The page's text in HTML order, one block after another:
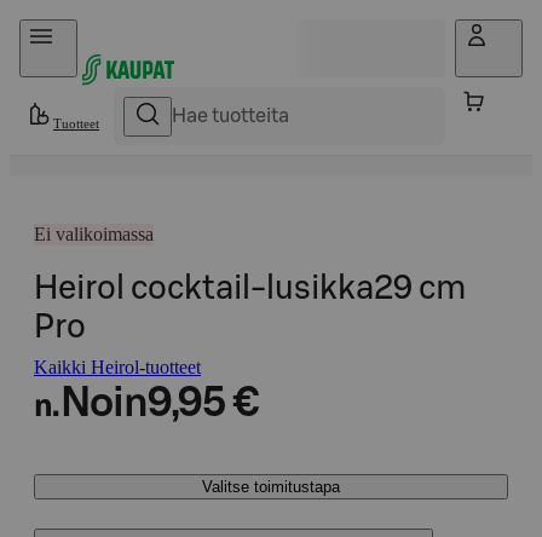
Hyppää sisältöön
Tuotteet
Ei valikoimassa
Heirol cocktail-lusikka29 cm
Pro
Kaikki Heirol-tuotteet
n. Noin9,95 €
Valitse toimitustapa